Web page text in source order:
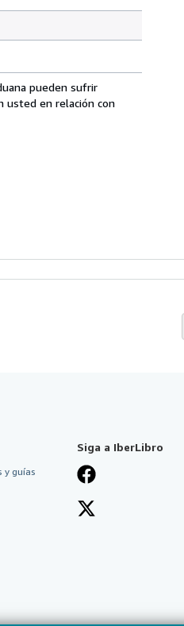
pueden sufrir
usted en relación con
y guías
Siga a IberLibro